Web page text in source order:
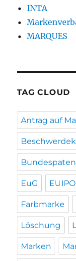
INTA
MARQUES
TAG CLOUD
Antrag auf
EuG EUIPO
Farbmarke
Löschung
Marken